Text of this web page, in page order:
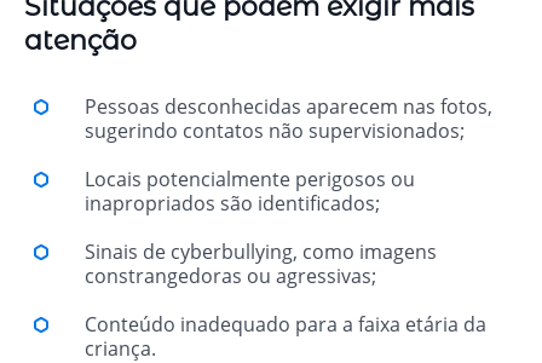
atenção
Pessoas desconhecidas aparecem nas fotos,
sugerindo contatos não supervisionados;
Locais potencialmente perigosos ou
inapropriados são identificados;
Sinais de cyberbullying, como imagens
constrangedoras ou agressivas;
Conteúdo inadequado para a faixa etária da
criança.